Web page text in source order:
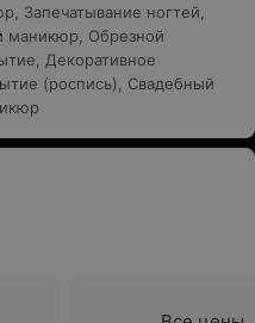
, Запечатывание ногтей,
маникюр, Обрезной
, Декоративное
(роспись), Свадебный